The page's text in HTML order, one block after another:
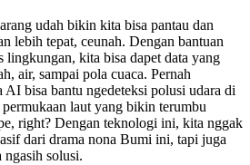
udah bikin kita bisa pantau dan
lebih tepat, ceunah. Dengan bantuan
kita bisa dapet data yang
air, sampai pola cuaca. Pernah
bisa bantu ngedeteksi polusi udara di
laut yang bikin terumbu
right? Dengan teknologi ini, kita nggak
dari drama nona Bumi ini, tapi juga
ngasih solusi.